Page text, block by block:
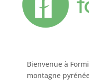
Bienvenue à
montagne